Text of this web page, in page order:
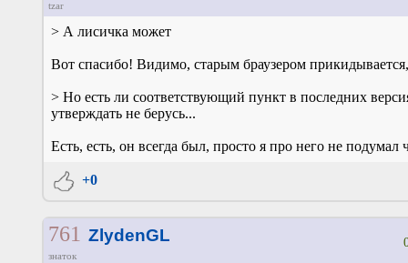
tzar
> А лисичка может
Вот спасибо! Видимо, старым браузером
> Но есть ли соответствующий пункт в последних
утверждать не берусь...
Есть, есть, он всегда был, просто я про него не подумал
+0
761 ZlydenGL
знаток